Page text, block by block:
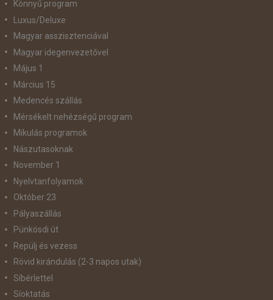
Könnyű program
Luxus/Deluxe
Magyar asszisztenciával
Magyar idegenvezetővel
Május 1
Március 15
Medencés szállás
Mérsékelt nehézségű program
Mikulás programok
Nászutasoknak
November 1
Nyelvtanfolyamok
Október 23
Pályaszállás
Pünkösdi út
Repülj és vezess
Rövid kirándulás (2-3 napos utak)
Síbérlettel
Síoktatás